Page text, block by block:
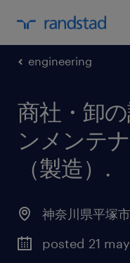
engineering
商社・卸
ンメンテ
（製造） .
神奈川県平塚市
posted 21